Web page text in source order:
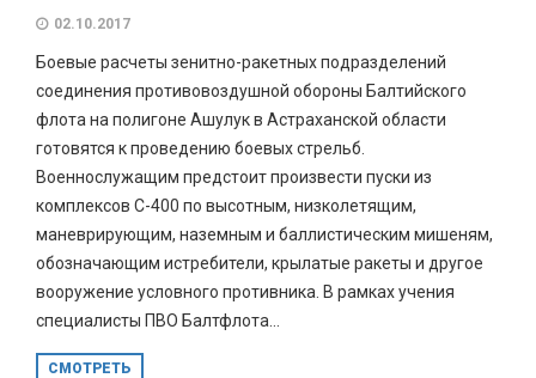
02.10.2017
Боевые расчеты зенитно-ракетных подразделений
соединения противовоздушной обороны Балтийского
флота на полигоне Ашулук в Астраханской области
готовятся к проведению боевых стрельб.
Военнослужащим предстоит произвести пуски из
комплексов С-400 по высотным, низколетящим,
маневрирующим, наземным и баллистическим мишеням,
обозначающим истребители, крылатые ракеты и другое
вооружение условного противника. В рамках учения
специалисты ПВО Балтфлота...
СМОТРЕТЬ